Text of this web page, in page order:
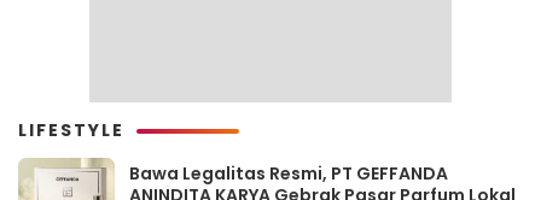
LIFESTYLE
Bawa Legalitas Resmi, PT GEFFANDA